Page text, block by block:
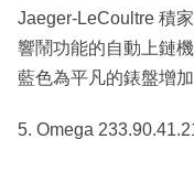
Jaeger-LeCoultre 積
響鬧功能的自動上鏈
藍色為平凡的錶盤增
5. Omega